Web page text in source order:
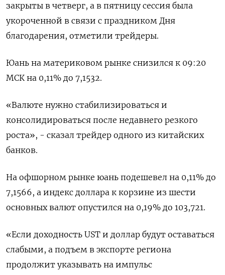
закрыты в четверг, а в пятницу сессия была
укороченной в связи с праздником Дня
благодарения, отметили трейдеры.
Юань на материковом рынке снизился к 09:20
МСК на 0,11% до 7,1532​.
«Валюте нужно стабилизироваться и
консолидироваться после недавнего резкого
роста», - сказал трейдер одного из китайских
банков.
На офшорном рынке юань подешевел на 0,11% до
7,1566, а индекс доллара к корзине из шести
основных валют опустился на 0,19% до 103,721​.
«Если доходность UST и доллар будут оставаться
слабыми, а подъем в экспорте региона
продолжит указывать на импульс